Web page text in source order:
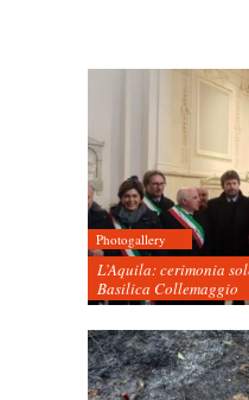
Photogallery
L’Aquila: cerimonia
Basilica Collemaggio